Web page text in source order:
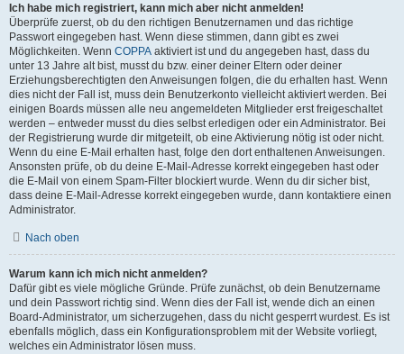
Ich habe mich registriert, kann mich aber nicht anmelden!
Überprüfe zuerst, ob du den richtigen Benutzernamen und das richtige
Passwort eingegeben hast. Wenn diese stimmen, dann gibt es zwei
Möglichkeiten. Wenn COPPA aktiviert ist und du angegeben hast, dass du
unter 13 Jahre alt bist, musst du bzw. einer deiner Eltern oder deiner
Erziehungsberechtigten den Anweisungen folgen, die du erhalten hast. Wenn
dies nicht der Fall ist, muss dein Benutzerkonto vielleicht aktiviert werden. Bei
einigen Boards müssen alle neu angemeldeten Mitglieder erst freigeschaltet
werden – entweder musst du dies selbst erledigen oder ein Administrator. Bei
der Registrierung wurde dir mitgeteilt, ob eine Aktivierung nötig ist oder nicht.
Wenn du eine E-Mail erhalten hast, folge den dort enthaltenen Anweisungen.
Ansonsten prüfe, ob du deine E-Mail-Adresse korrekt eingegeben hast oder
die E-Mail von einem Spam-Filter blockiert wurde. Wenn du dir sicher bist,
dass deine E-Mail-Adresse korrekt eingegeben wurde, dann kontaktiere einen
Administrator.
Nach oben
Warum kann ich mich nicht anmelden?
Dafür gibt es viele mögliche Gründe. Prüfe zunächst, ob dein Benutzername
und dein Passwort richtig sind. Wenn dies der Fall ist, wende dich an einen
Board-Administrator, um sicherzugehen, dass du nicht gesperrt wurdest. Es ist
ebenfalls möglich, dass ein Konfigurationsproblem mit der Website vorliegt,
welches ein Administrator lösen muss.